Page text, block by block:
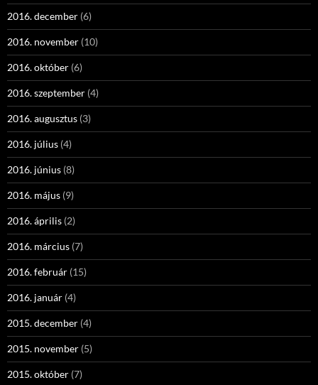
2016. december (6)
2016. november (10)
2016. október (6)
2016. szeptember (4)
2016. augusztus (3)
2016. július (4)
2016. június (8)
2016. május (9)
2016. április (2)
2016. március (7)
2016. február (15)
2016. január (4)
2015. december (4)
2015. november (5)
2015. október (7)